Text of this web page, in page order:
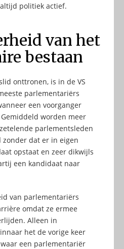
politiek actief.
van het
bestaan
onttronen, is in de VS
parlementariërs
een voorganger
worden meer
parlementsleden
zonder dat er in eigen
opstaat en zeer dikwijls
een kandidaat naar
van parlementariërs
omdat ze ermee
Alleen in
het de vorige keer
een parlementariër